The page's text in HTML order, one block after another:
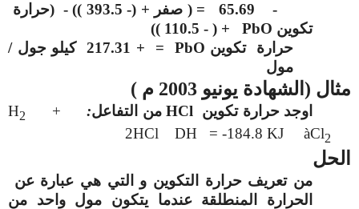
- 65.69 = ( صفر + (- 393.5 )) - (حرارة
تكوين PbO
+ ( - 110.5 ))
حرارة تكوين PbO
= + 217.31 كيلو جول /
مول
مثال (الشهادة يونيو 2003 م )
اوجد حرارة تكوين HClمن التفاعل:
H2
+
Cl2
à
2HCl DH = -184.8 KJ
الحل
من تعريف حرارة التكوين و التي هي عبارة عن
الحرارة المنطلقة عندما يتكون مول واحد من